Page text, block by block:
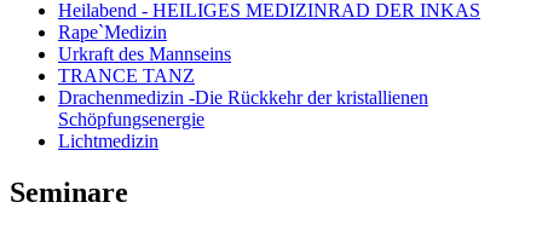
Heilabend - HEILIGES MEDIZINRAD DER INKAS
Rape`Medizin
Urkraft des Mannseins
TRANCE TANZ
Drachenmedizin -Die Rückkehr der kristallienen
Schöpfungsenergie
Lichtmedizin
Seminare